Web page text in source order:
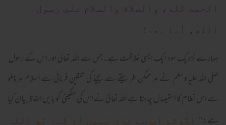
الحمد لله، والصلاة والسلام علىٰ رسول
الله، أما بعد!
ہمارے نزدیک سود ایک ایسی غلاظت ہے۔جس سے اللہ تعالیٰ اور اس کے رسول
صلی اللہ علیہ وسلم نے ہر ممکن طریقے سے بچنے کی تلقین فرمائی ہے اسلام ہرپہلو
سے اس نطام کا استیصال چاہتا ہے اللہ تعالیٰ نے اس کی سنگینی کو بایں الفاظ بیان کیا
ہے: '' اگرتم اس سے باز نہیں آؤ گے۔ تو اللہ